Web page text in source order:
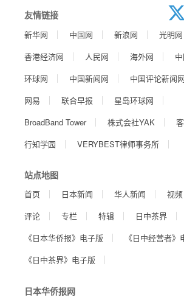
友情链接
新华网 中国网 新浪网 光明网
香港经济网
人民网 海外网
环球网
中国新闻网 中国评论新闻网
网易
联合早报
星岛环球网
BroadBand Tower
株式会社YAK
行知学园
VERYBEST律师事务所
站点地图
首页 日本新闻 华人新闻 视频
评论
专栏 特辑
日中茶界
《日本华侨报》电子版
《日中经营者》
《日中茶界》电子版
日本华侨报网